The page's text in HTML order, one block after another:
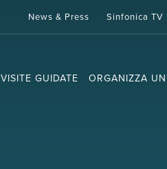
VISITE GUIDATE ORGANIZZA
News & Press Sinfonica TV